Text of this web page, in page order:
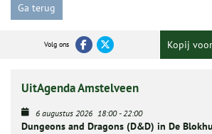
Ga terug
Volg ons Kopij
UitAgenda Amstelveen
6 augustus 2026 18:00-22:00
Dungeons and Dragons (D&D) in De